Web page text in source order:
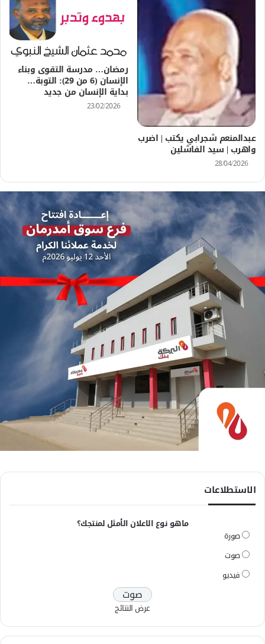
عبدالمنعم شجرابي يكتب | اضرب
واهرب | سيد الفاشلين
28/04/2026
رمضان… مدرسة التقوى وبناء
الإنسان (6 من 29): التوبة…
بداية الإنسان من جديد
23/02/2026
الاستطلاعات
ماهو نوع الاعلان الأمثل لمنتجك؟
صورة
صوت
فيديو
عرض النتائج